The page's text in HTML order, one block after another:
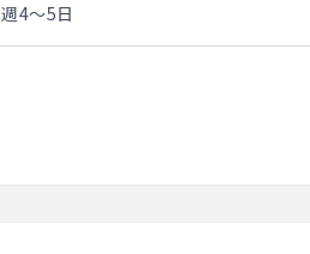
週4～5日